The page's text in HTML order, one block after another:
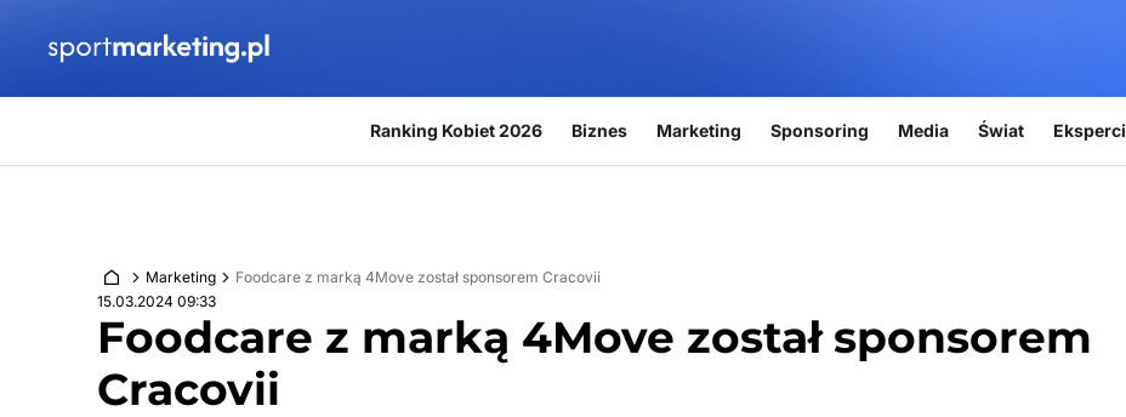
Ranking Kobiet 2026 Biznes Marketing Sponsoring Media Świat Eksperci
Marketing
Foodcare z marką 4Move został sponsorem Cracovii
15.03.2024 09:33
Foodcare z marką 4Move został sponsorem
Cracovii